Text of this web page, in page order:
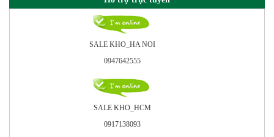
SALE KHO_HA NOI
0947642555
SALE KHO_HCM
0917138093